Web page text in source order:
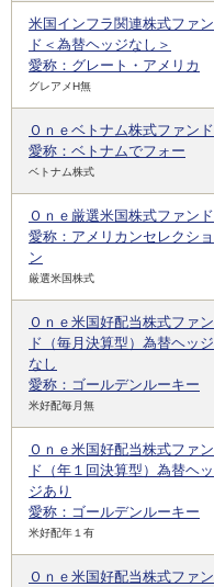
米国インフラ関連株式ファン
ド＜為替ヘッジなし＞
愛称：グレート・アメリカ
グレアメH無
Ｏｎｅベトナム株式ファンド
愛称：ベトナムでフォー
ベトナム株式
Ｏｎｅ厳選米国株式ファンド
愛称：アメリカンセレクショ
ン
厳選米国株式
Ｏｎｅ米国好配当株式ファン
ド（毎月決算型）為替ヘッジ
なし
愛称：ゴールデンルーキー
米好配毎月無
Ｏｎｅ米国好配当株式ファン
ド（年１回決算型）為替ヘッ
ジあり
愛称：ゴールデンルーキー
米好配年１有
Ｏｎｅ米国好配当株式ファン